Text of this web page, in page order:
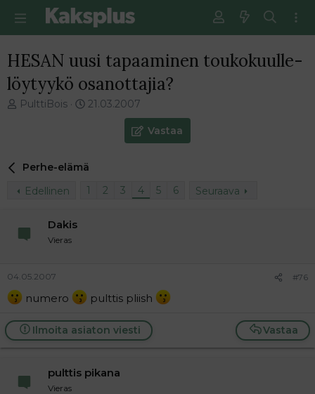
HESAN uusi tapaaminen toukokuulle-
löytyykö osanottajia?
V
e
u
o
i
t
a
PulttiBois
E
m
ä
i
21.03.2007
Vastaa
Perhe-elämä
Edellinen
1 2 3 4 5 6 Seuraava
Dakis
Vieras
04.05.2007 #76
numero pulttis pliish
Vastaa
Ilmoita asiaton viesti
pulttis pikana
Vieras